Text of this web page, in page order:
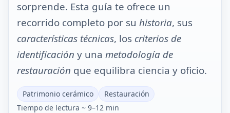
sorprende. Esta guía te ofrece un
recorrido completo por su historia, sus
características técnicas, los criterios de
identificación y una metodología de
restauración que equilibra ciencia y oficio.
Patrimonio cerámico
Restauración
Tiempo de lectura ~ 9–12 min